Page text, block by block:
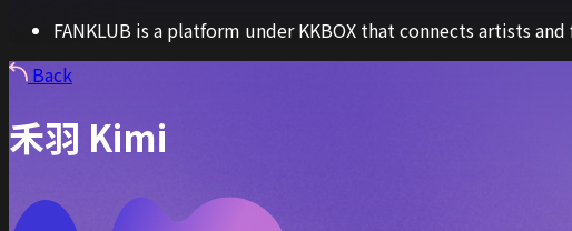
FANKLUB is a platform under KKBOX that connects artists
Back
禾羽 Kimi